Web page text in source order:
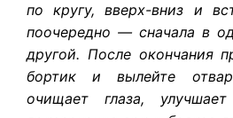
по кругу, вверх-вниз и
поочередно — сначала в
другой. После окончания
бортик и вылейте
очищает глаза,